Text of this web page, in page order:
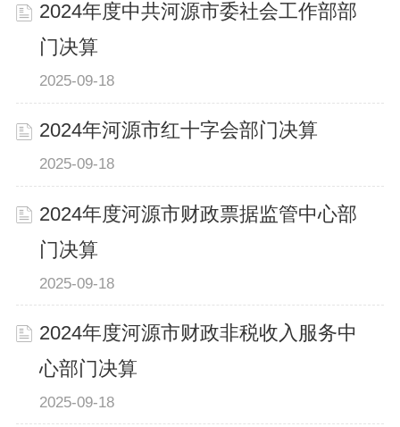
2024年度中共河源市委社会工作部部
门决算
2025-09-18
2024年河源市红十字会部门决算
2025-09-18
2024年度河源市财政票据监管中心部
门决算
2025-09-18
2024年度河源市财政非税收入服务中
心部门决算
2025-09-18